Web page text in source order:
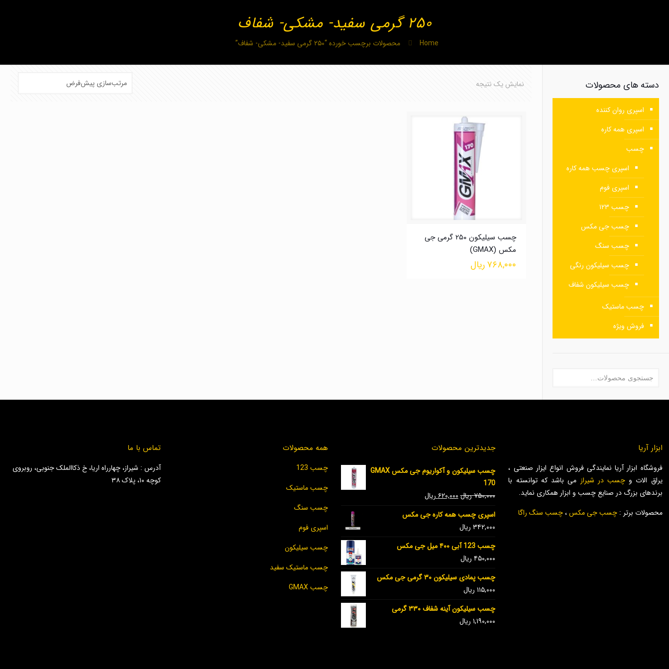
۲۵۰ گرمی سفید- مشکی- شفاف
Home محصولات برچسب خورده “۲۵۰ گرمی سفید- مشکی- شفاف”
نمایش یک نتیجه
چسب سیلیکون ۲۵۰ گرمی جی
مکس (GMAX)
۷۶۸,۰۰۰ریال
دسته های محصولات
اسپری روان کننده
اسپری همه کاره
چسب
اسپری چسب همه کاره
اسپری فوم
چسب ۱۲۳
چسب جی مکس
چسب سنگ
چسب سیلیکون رنگی
چسب سیلیکون شفاف
چسب ماستیک
فروش ویژه
ابزار آریا
فروشگاه ابزار آریا نمایندگی فروش انواع ایزار صنعتی ،
یراق الات وچسب در شیراز می باشد که توانسته با
برندهای بزرگ در صنایع چسب و ابزار همکاری نماید.
محصولات برتر :چسب جی مکس،چسب سنگ راگا
جدیدترین محصولات
چسب سیلیکون و آکواریوم جی مکس GMAX
170
۷۵۰,۰۰۰ریال۶۲۰,۰۰۰ریال
اسپری چسب همه کاره جی مکس
۳۴۲,۰۰۰ ریال
چسب 123 آبی ۴۰۰ میل جی مکس
۴۵۰,۰۰۰ ریال
چسب پمادی سیلیکون ۳۰ گرمی جی مکس
۱۱۵,۰۰۰ ریال
چسب سیلیکون آینه شفاف ۳۳۰ گرمی
۱,۱۹۰,۰۰۰ ریال
همه محصولات
چسب 123
چسب ماستیک
چسب سنگ
اسپری فوم
چسب سیلیکون
چسب ماستیک سفید
چسب GMAX
تماس با ما
آدرس : شیراز، چهارراه اریا، خ ذکاالملک جنوبی، روبروی
کوچه ۱۰، پلاک ۳۸